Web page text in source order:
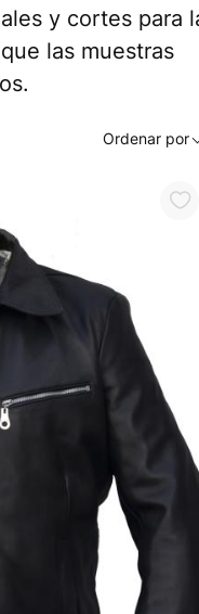
y cortes para
las muestras
Ordenar por